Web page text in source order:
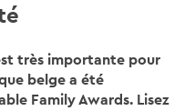
très importante pour
belge a été
Family Awards. Lisez